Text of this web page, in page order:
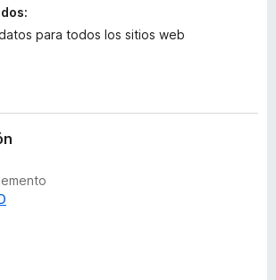
para todos los sitios web